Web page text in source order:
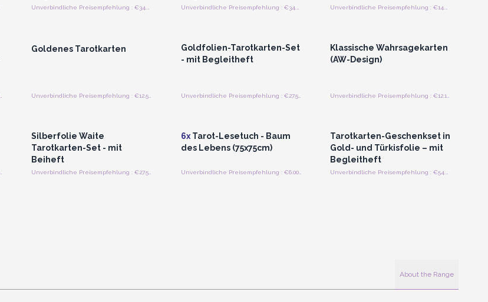
Goldenes Tarotkarten
Goldfolien-Tarotkarten-Set
- mit Begleitheft
Unverbindliche Preisempfehlung : €27.50/Stück
Klassische Wahrsagekarten
(AW-Design)
Silberfolie Waite
Tarotkarten-Set - mit
Beiheft
6xTarot-Lesetuch - Baum
des Lebens (75x75cm)
Unverbindliche Preisempfehlung : €6.00/Stück
Tarotkarten-Geschenkset in
Gold- und Türkisfolie – mit
Begleitheft
About the Range